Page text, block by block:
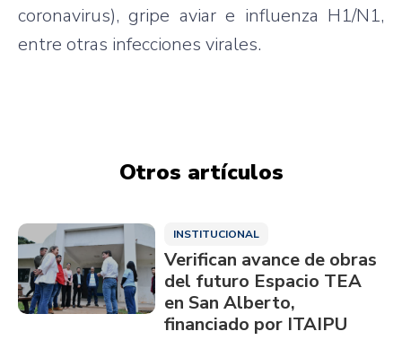
coronavirus), gripe aviar e influenza H1/N1,
entre otras infecciones virales.
Otros artículos
INSTITUCIONAL
Verifican avance de obras
del futuro Espacio TEA
en San Alberto,
financiado por ITAIPU